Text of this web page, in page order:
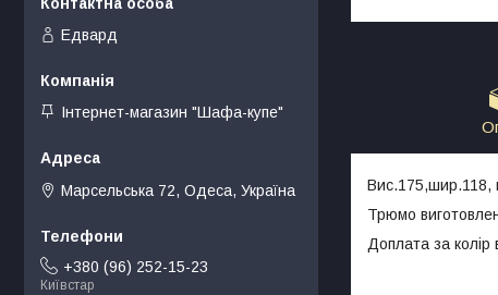
Вис.175,шир.118,
Трюмо
Доплата за колір
Едвард
Інтернет-магазин "Шафа-купе"
Марсельська 72, Одеса, Україна
+380 (96) 252-15-23
Київстар